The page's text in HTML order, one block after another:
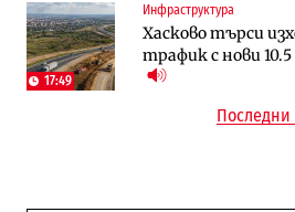
17:49
Инфраструктура
Хасково търси
трафик с нови
Общините вече
централната
бюджетите си
А1 отново е лидер
компании и
Последни